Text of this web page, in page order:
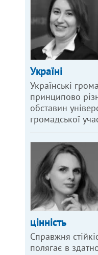
Україні
Українські
принципово
обставин
громадської
цінність
Справжня
полягає в